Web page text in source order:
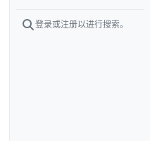
登录或注册以进行搜索。